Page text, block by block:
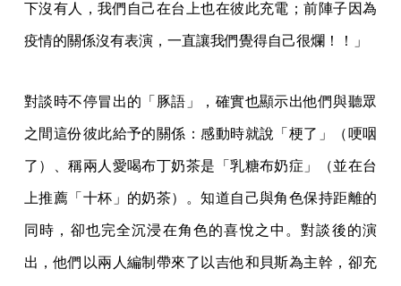
下沒有人，我們自己在台上也在彼此充電；前陣子因為
疫情的關係沒有表演，一直讓我們覺得自己很爛！！」
對談時不停冒出的「豚語」，確實也顯示出他們與聽眾
之間這份彼此給予的關係：感動時就說「梗了」（哽咽
了）、稱兩人愛喝布丁奶茶是「乳糖布奶症」（並在台
上推薦「十杯」的奶茶）。知道自己與角色保持距離的
同時，卻也完全沉浸在角色的喜悅之中。對談後的演
出，他們以兩人編制帶來了以吉他和貝斯為主幹，卻充